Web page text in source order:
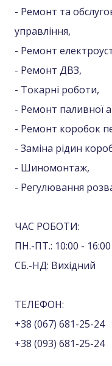
- Ремонт та
управління,
- Ремонт
- Ремонт ДВЗ,
- Токарні роботи,
- Ремонт паливної
- Ремонт коробок
- Заміна рідин
- Шиномонтаж,
- Регулювання
ЧАС РОБОТИ:
ПН.-ПТ.: 10:00 - 16:00
СБ.-НД: Вихідний
ТЕЛЕФОН:
+38 (067) 681-25-24
+38 (093) 681-25-24